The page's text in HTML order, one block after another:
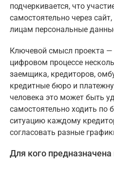
подчеркивается, что
самостоятельно через
лицам персональные
Ключевой смысл проекта
цифровом процессе
заемщика, кредиторов,
кредитные бюро и
человека это может быть
самостоятельно ходить
ситуацию каждому
согласовать разные
Для кого